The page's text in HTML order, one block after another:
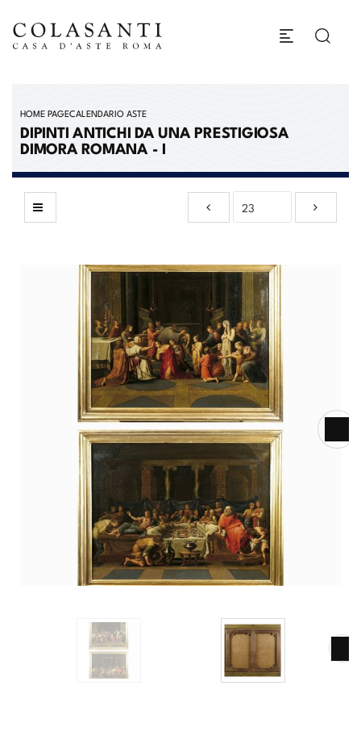
HOME PAGECALENDARIO ASTE
DIPINTI ANTICHI DA UNA PRESTIGIOSA
DIMORA ROMANA - I